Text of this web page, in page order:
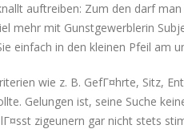
auftreiben: Zum den darf
mehr mit Gunstgewerblerin
einfach in den kleinen Pfeil am
wie z. B. GefГ¤hrte, Sitz,
Gelungen ist, seine Suche
zigeunern gar nicht stets